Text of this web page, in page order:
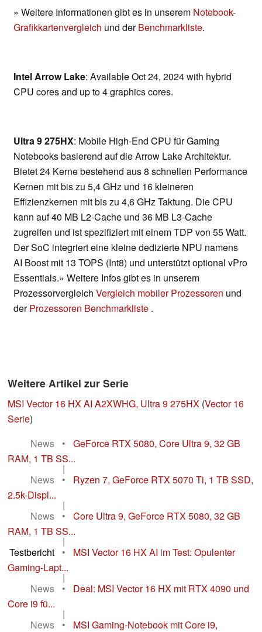
» Weitere Informationen gibt es in unserem Notebook-
Grafikkartenvergleich und derBenchmarkliste.
Intel Arrow Lake: Available Oct 24, 2024 with hybrid
CPU cores and up to 4 graphics cores.
Ultra 9 275HX: Mobile High-End CPU für Gaming
Notebooks basierend auf die Arrow Lake Architektur.
Bietet 24 Kerne bestehend aus 8 schnellen Performance
Kernen mit bis zu 5,4 GHz und 16 kleineren
Effizienzkernen mit bis zu 4,6 GHz Taktung. Die CPU
kann auf 40 MB L2-Cache und 36 MB L3-Cache
zugreifen und ist spezifiziert mit einem TDP von 55 Watt.
Der SoC integriert eine kleine dedizierte NPU namens
AI Boost mit 13 TOPS (Int8) und unterstützt optional vPro
Essentials.» Weitere Infos gibt es in unserem
Prozessorvergleich Vergleich mobiler Prozessoren und
derProzessoren Benchmarkliste .
Weitere Artikel zur Serie
MSI Vector 16 HX AI A2XWHG, Ultra 9 275HX (Vector 16
Serie)
News
•
GeForce RTX 5080, Core Ultra 9, 32 GB
RAM, 1 TB SS...
|
News
•
Ryzen 7, GeForce RTX 5070 Ti, 1 TB SSD,
2.5k-Displ...
|
News
•
Core Ultra 9, GeForce RTX 5080, 32 GB
RAM, 1 TB SS...
|
Testbericht
•
MSI Vector 16 HX AI im Test: Opulenter
Gaming-Lapt...
|
News
•
Deal: MSI Vector 16 HX mit RTX 4090 und
Core i9 fü...
|
News
•
MSI Gaming-Notebook mit Core i9,